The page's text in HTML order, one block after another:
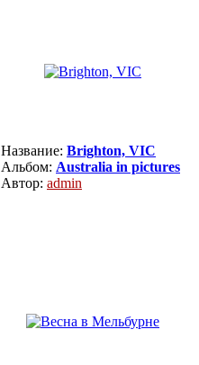
Название: Brighton, VIC
Альбом: Australia in pictures
Автор: admin